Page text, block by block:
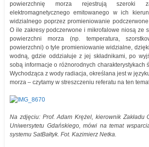
powierzchnię morza rejestrują szeroki
elektromagnetycznego emitowanego w ich
widzialnego poprzez promieniowanie
O ile zakresy podczerwone i mikrofalowe niosą ze
powierzchni morza (np. temperatura,
powierzchni) o tyle promieniowanie widzialne,
wodną, gdzie oddziałuje z jej składnikami, po
sobą informacje o różnorodnych charakterystykach
Wychodząca z wody radiacja, określana jest w
morza – czytamy w streszczeniu referatu na ten
Na zdjęciu: Prof. Adam Krężel, kierownikZakładu
Uniwersytetu Gdańskiego, mówi na temat
systemu SatBałtyk. Fot. Kazimierz Netka.